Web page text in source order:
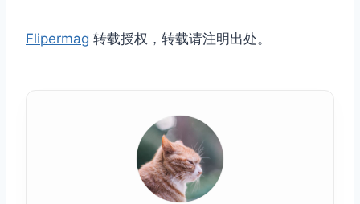
Flipermag 转载授权，转载请注明出处。